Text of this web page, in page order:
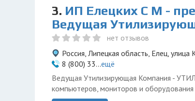
3. ИП Елецких С М -
Ведущая
нет отзывов
Россия, Липецкая область, Елец,
8 (800) 33...ещё
Ведущая Утилизирующая Компания -
компьютеров, мониторов и оборудования